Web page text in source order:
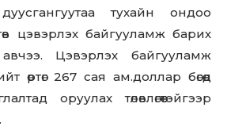
тухайн ондоо
цэвэрлэх байгууламж барих
Цэвэрлэх байгууламж
өртөг 267 сая ам.доллар бөгөөд
оруулах төлөвлөгөөтэйгээр